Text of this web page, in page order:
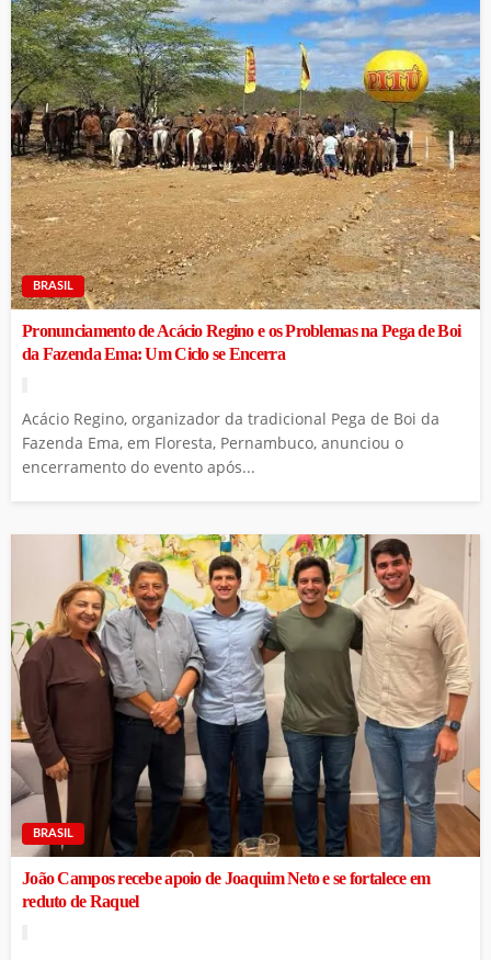
BRASIL
Pronunciamento de Acácio Regino e os Problemas na Pega de Boi
da Fazenda Ema: Um Ciclo se Encerra
Acácio Regino, organizador da tradicional Pega de Boi da
Fazenda Ema, em Floresta, Pernambuco, anunciou o
encerramento do evento após...
BRASIL
João Campos recebe apoio de Joaquim Neto e se fortalece em
reduto de Raquel